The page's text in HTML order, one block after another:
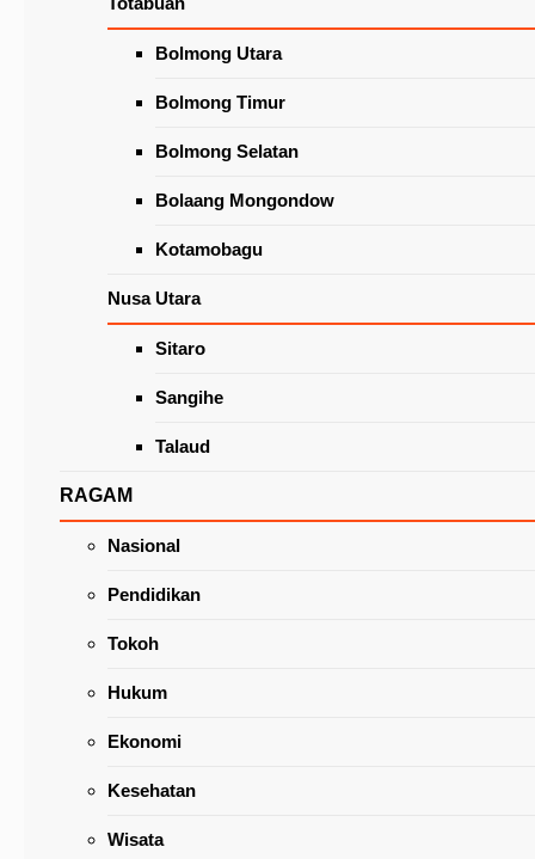
Bolmong Utara
Bolmong Timur
Bolmong Selatan
Bolaang Mongondow
Kotamobagu
Nusa Utara
Sitaro
Sangihe
Talaud
RAGAM
Nasional
Pendidikan
Tokoh
Hukum
Ekonomi
Kesehatan
Wisata
di Pasar Beriman Tomohon
Latest News
Pimpin Rapat Pencegahan dan Penanganan
Covid-19, Caroll Minta Masyarakat Jangan